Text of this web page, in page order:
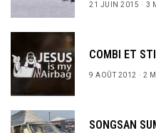
21 JUIN 2015 3
COMBI ET
9 AOÛT 2012 2
SONGSAN